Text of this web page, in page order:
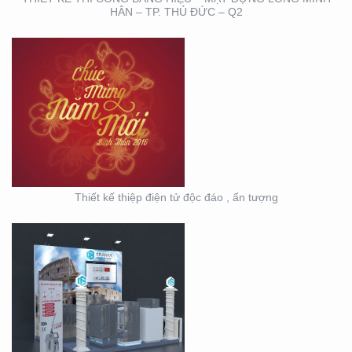
HÂN – TP. THỦ ĐỨC – Q2
Thiết kế thiệp điện tử độc đáo , ấn tượng
HỘI NGHỊ KHOA HỌC
DA LIỄU MIỀN NAM 2020
(BOOTH TRANFA)
HỘI NGHỊ DA LIỄU
TOÀN QUỐC NĂM 2020
TẠI CẦN THƠ (GIAN
HÀNG MINH KHƯƠNG